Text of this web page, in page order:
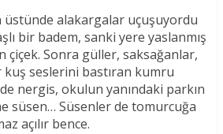
üstünde alakargalar uçuşuyordu
bir badem, sanki yere yaslanmış
çiçek. Sonra güller, saksağanlar,
seslerini bastıran kumru
nergis, okulun yanındaki parkın
süsen… Süsenler de tomurcuğa
açılır bence.